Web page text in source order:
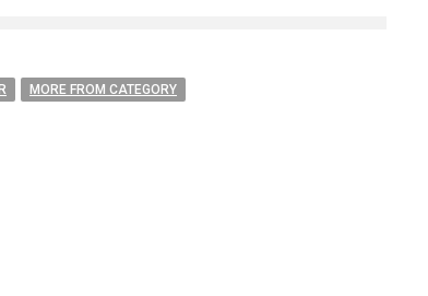
MORE FROM CATEGORY